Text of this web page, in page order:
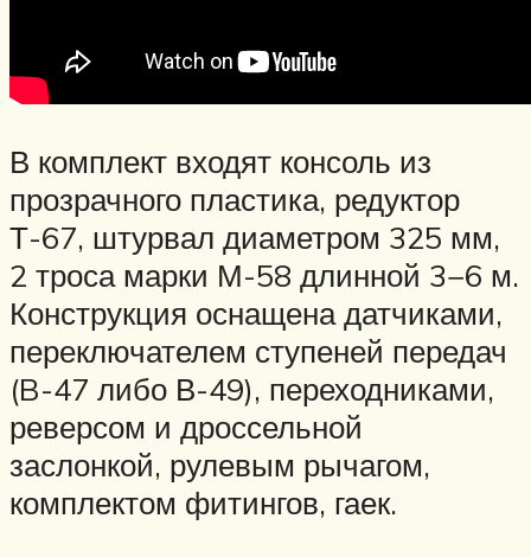
В комплект входят консоль из
прозрачного пластика, редуктор
Т-67, штурвал диаметром 325 мм,
2 троса марки М-58 длинной 3−6 м.
Конструкция оснащена датчиками,
переключателем ступеней передач
(B-47 либо В-49), переходниками,
реверсом и дроссельной
заслонкой, рулевым рычагом,
комплектом фитингов, гаек.